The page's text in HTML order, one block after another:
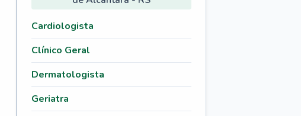
Cardiologista
Clínico Geral
Dermatologista
Geriatra